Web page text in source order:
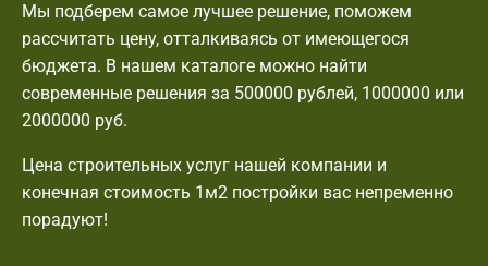
Мы подберем самое лучшее решение, поможем
рассчитать цену, отталкиваясь от имеющегося
бюджета. В нашем каталоге можно найти
современные решения за 500000 рублей, 1000000 или
2000000 руб.
Цена строительных услуг нашей компании и
конечная стоимость 1м2 постройки вас непременно
порадуют!